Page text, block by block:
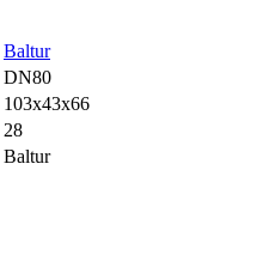
Baltur
DN80
103x43x66
28
Baltur